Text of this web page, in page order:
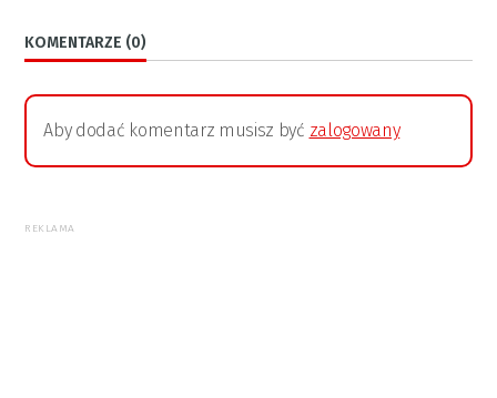
KOMENTARZE (0)
Aby dodać komentarz musisz być zalogowany
REKLAMA